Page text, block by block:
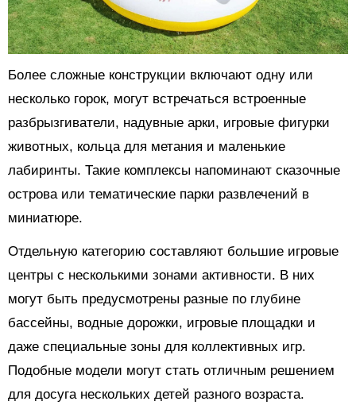
Более сложные конструкции включают одну или
несколько горок, могут встречаться встроенные
разбрызгиватели, надувные арки, игровые фигурки
животных, кольца для метания и маленькие
лабиринты. Такие комплексы напоминают сказочные
острова или тематические парки развлечений в
миниатюре.
Отдельную категорию составляют большие игровые
центры с несколькими зонами активности. В них
могут быть предусмотрены разные по глубине
бассейны, водные дорожки, игровые площадки и
даже специальные зоны для коллективных игр.
Подобные модели могут стать отличным решением
для досуга нескольких детей разного возраста.